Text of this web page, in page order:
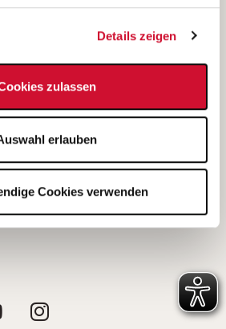
Details zeigen
zulassen
erlauben
Cookies verwenden
Bundesland